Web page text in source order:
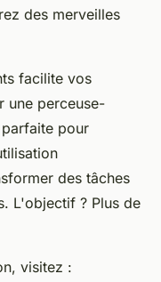
des merveilles
facilite vos
une perceuse-
pour
des tâches
L'objectif ? Plus de
visitez :